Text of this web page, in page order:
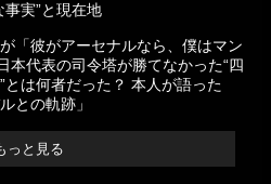
事実”と現在地
「彼がアーセナルなら、僕はマン
本代表の司令塔が勝てなかった“四
とは何者だった？ 本人が語った
との軌跡」
っと見る